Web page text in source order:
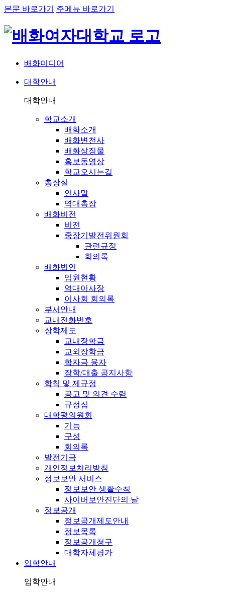
본문 바로가기 주메뉴 바로가기
배화미디어
네비게이션
대학안내
대학안내
학교소개
배화소개
배화변천사
배화상징물
홍보동영상
학교오시는길
총장실
인사말
역대총장
배화비전
비전
중장기발전위원회
관련규정
회의록
배화법인
임원현황
역대이사장
이사회 회의록
부서안내
교내전화번호
장학제도
교내장학금
교외장학금
학자금 융자
장학/대출 공지사항
학칙 및 제규정
공고 및 의견 수렴
규정집
대학평의원회
기능
구성
회의록
발전기금
개인정보처리방침
정보보안 서비스
정보보안 생활수칙
사이버보안진단의 날
정보공개
정보공개제도안내
정보목록
정보공개청구
대학자체평가
입학안내
입학안내